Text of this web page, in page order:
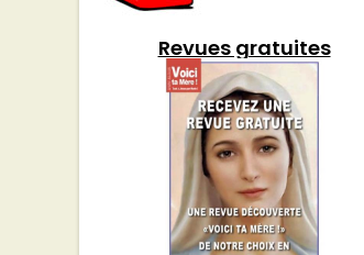
Revues gratuites